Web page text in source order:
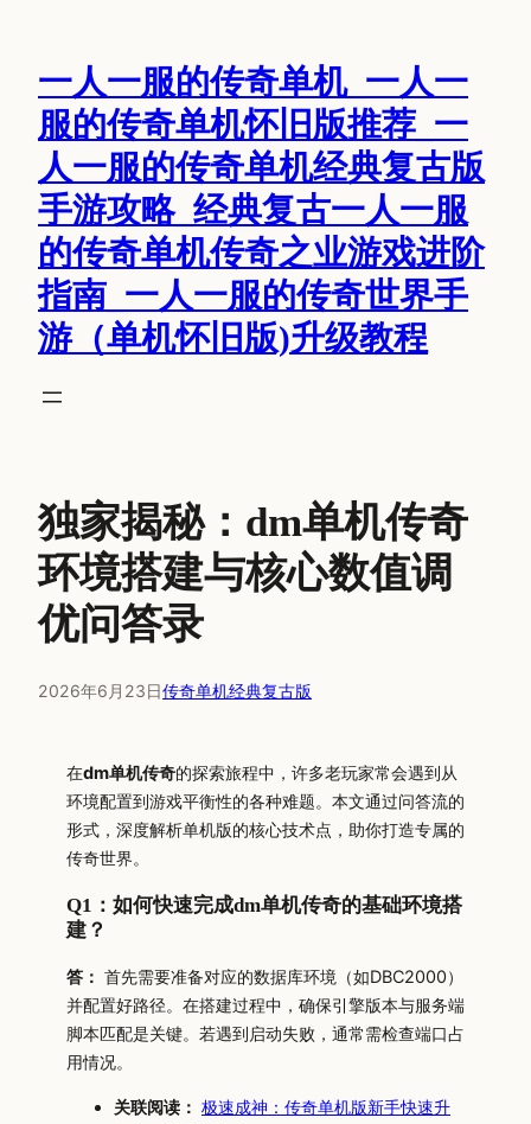
一人一服的传奇单机_一人一
服的传奇单机怀旧版推荐_一
人一服的传奇单机经典复古版
手游攻略_经典复古一人一服
的传奇单机传奇之业游戏进阶
指南_一人一服的传奇世界手
游（单机怀旧版)升级教程
独家揭秘：dm单机传奇
环境搭建与核心数值调
优问答录
2026年6月23日传奇单机经典复古版
在dm单机传奇的探索旅程中，许多老玩家常会遇到从
环境配置到游戏平衡性的各种难题。本文通过问答流的
形式，深度解析单机版的核心技术点，助你打造专属的
传奇世界。
Q1：如何快速完成dm单机传奇的基础环境搭
建？
答： 首先需要准备对应的数据库环境（如DBC2000）
并配置好路径。在搭建过程中，确保引擎版本与服务端
脚本匹配是关键。若遇到启动失败，通常需检查端口占
用情况。
关联阅读： 极速成神：传奇单机版新手快速升